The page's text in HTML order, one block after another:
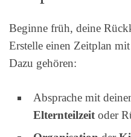
Beginne früh, deine
Erstelle einen Zeitplan
Dazu gehören:
Absprache mit
Elternteilzeit oder